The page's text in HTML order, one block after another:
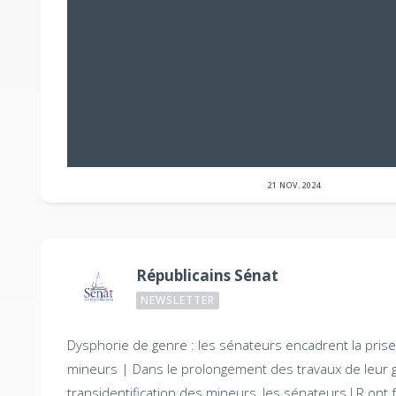
21 NOV. 2024
Républicains Sénat
NEWSLETTER
Dysphorie de genre : les sénateurs encadrent la
mineurs | Dans le prolongement des travaux de leur
transidentification des mineurs, les sénateurs LR ont